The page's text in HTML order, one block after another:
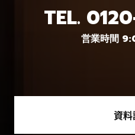
TEL.
営業時間
資